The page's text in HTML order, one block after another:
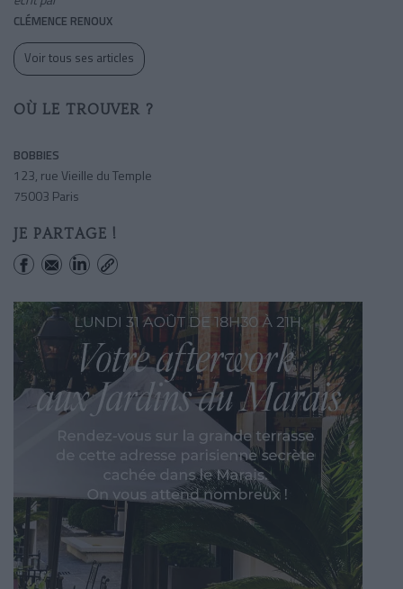
CLÉMENCE RENOUX
Voir tous ses articles
OÙ LE TROUVER ?
BOBBIES
123, rue Vieille du Temple
75003 Paris
JE PARTAGE !